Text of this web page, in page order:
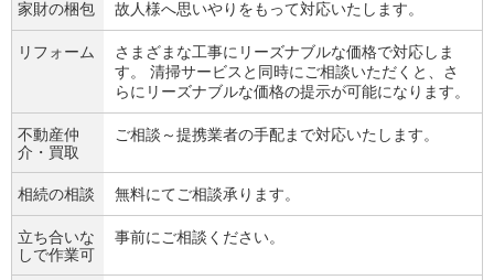
家財の梱包 故人様へ思いやりをもって対応いたします。
リフォーム
さまざまな工事にリーズナブルな価格で対応しま
す。 清掃サービスと同時にご相談いただくと、さ
らにリーズナブルな価格の提示が可能になります。
不動産仲
介・買取
ご相談～提携業者の手配まで対応いたします。
相続の相談 無料にてご相談承ります。
立ち合いな
しで作業可
事前にご相談ください。